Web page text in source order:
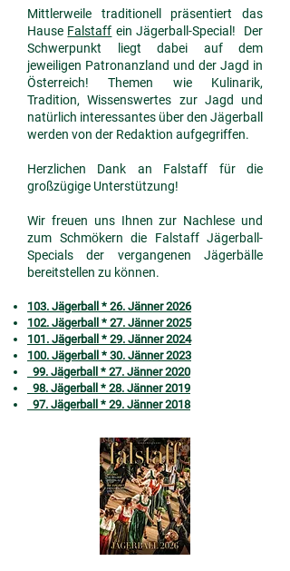
Mittlerweile traditionell präsentiert das
Hause Falstaff ein Jägerball-Special! Der
Schwerpunkt liegt dabei auf dem
jeweiligen Patronanzland und der Jagd in
Österreich! Themen wie Kulinarik,
Tradition, Wissenswertes zur Jagd und
natürlich interessantes über den Jägerball
werden von der Redaktion aufgegriffen.
Herzlichen Dank an Falstaff für die
großzügige Unterstützung!
Wir freuen uns Ihnen zur Nachlese und
zum Schmökern die Falstaff Jägerball-
Specials der vergangenen Jägerbä lle
bereitstellen zu können.
103. Jägerball * 26. Jänner 2026
102. Jägerball * 27. Jänner 2025
101. Jägerball * 29. Jänner 2024
100. Jägerball * 30. Jänner 2023
99. Jägerball * 27. Jänner 2020
98. Jägerball * 28. Jänner 2019
97. Jägerball * 29. Jänner 2018